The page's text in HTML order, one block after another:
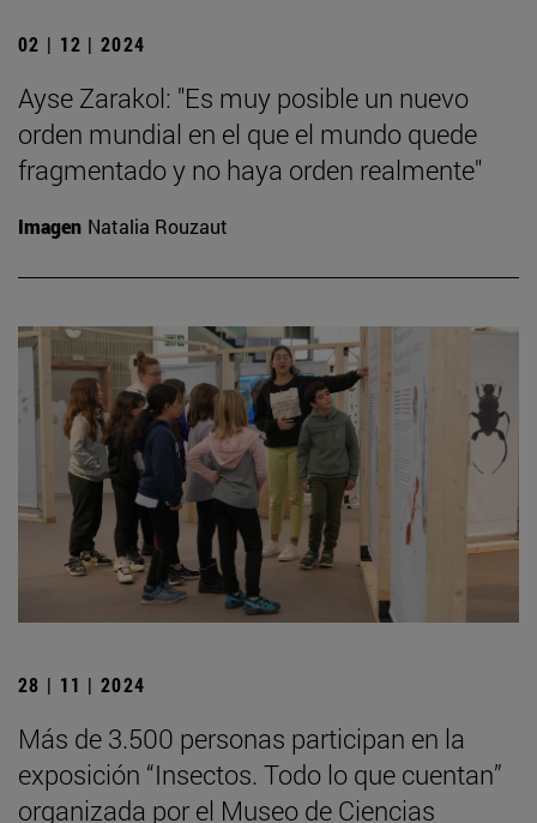
02 | 12 | 2024
Ayse Zarakol: "Es muy posible un nuevo
orden mundial en el que el mundo quede
fragmentado y no haya orden realmente"
Imagen Natalia Rouzaut
28 | 11 | 2024
Más de 3.500 personas participan en la
exposición “Insectos. Todo lo que cuentan”
organizada por el Museo de Ciencias